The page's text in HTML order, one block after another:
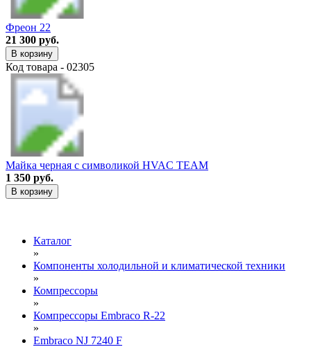
Фреон 22
21 300 руб.
В корзину
Код товара - 02305
Майка черная с символикой HVAC TEAM
1 350 руб.
В корзину
Каталог
»
Компоненты холодильной и климатической техники
»
Компрессоры
»
Компрессоры Embraco R-22
»
Embraco NJ 7240 F